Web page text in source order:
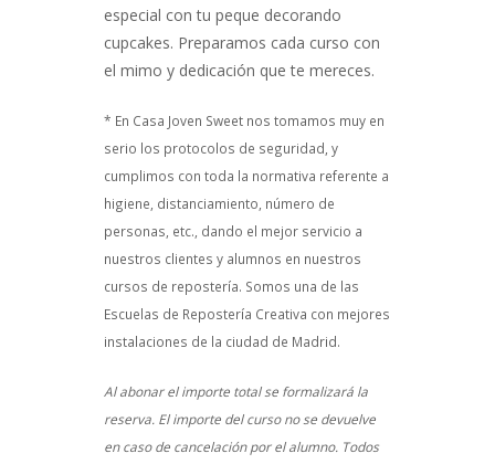
especial con tu peque decorando
cupcakes. Preparamos cada curso con
el mimo y dedicación que te mereces.
* En Casa Joven Sweet nos tomamos muy en
serio los protocolos de seguridad, y
cumplimos con toda la normativa referente a
higiene, distanciamiento, número de
personas, etc., dando el mejor servicio a
nuestros clientes y alumnos en nuestros
cursos de repostería. Somos una de las
Escuelas de Repostería Creativa con mejores
instalaciones de la ciudad de Madrid.
Al abonar el importe total se formalizará la
reserva. El importe del curso no se devuelve
en caso de cancelación por el alumno. Todos